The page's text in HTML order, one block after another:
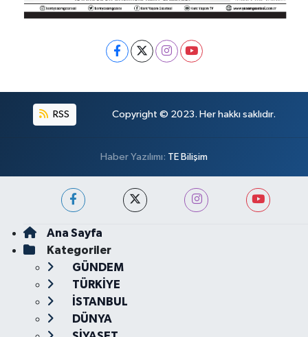
RSS Copyright © 2023. Her hakkı saklıdır.
Haber Yazılımı: TE Bilişim
Ana Sayfa
Kategoriler
GÜNDEM
TÜRKİYE
İSTANBUL
DÜNYA